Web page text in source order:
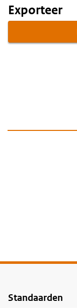
Exporteer
Voet
Standaarden